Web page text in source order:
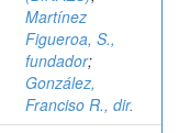
Martínez
Figueroa, S.,
fundador;
González,
Franciso R., dir.